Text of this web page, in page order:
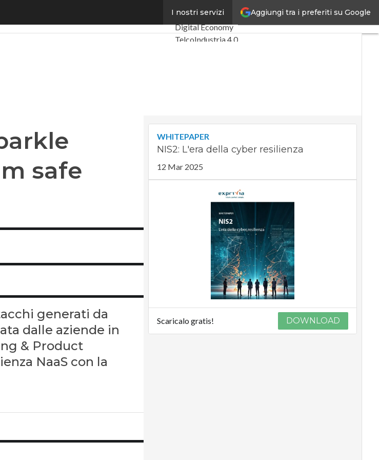
Aggiungi tra i preferiti su Google
I nostri servizi
servizio Quantum safe over Internet Ultimi articoli
Digital Economy
TelcoIndustria 4.0
Le Guide di
CorCom
Podcast Privacy
safe
generati da
dalle aziende in
& Product
NaaS con la
WHITEPAPER
NIS2: L'era della cyber resilienza
12 Mar 2025
Scaricalo gratis! DOWNLOAD